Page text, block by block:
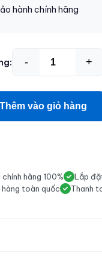
hành chính hãng
- +
Thêm vào giỏ hàng
chính hãng 100%
Lắp
toàn quốc
Thanh